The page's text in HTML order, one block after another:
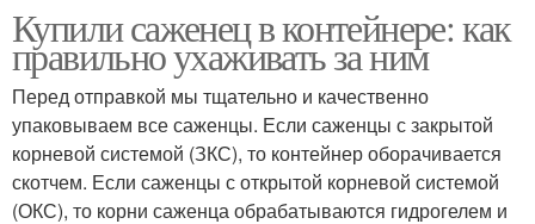
Купили саженец в контейнере: как
правильно ухаживать за ним
Перед отправкой мы тщательно и качественно
упаковываем все саженцы. Если саженцы с закрытой
корневой системой (ЗКС), то контейнер оборачивается
скотчем. Если саженцы с открытой корневой системой
(ОКС), то корни саженца обрабатываются гидрогелем и